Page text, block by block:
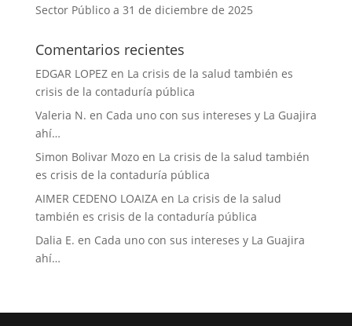
Sector Público a 31 de diciembre de 2025
Comentarios recientes
EDGAR LOPEZen La crisis de la salud también es
crisis de la contaduría pública
Valeria N. en Cada uno con sus intereses y La Guajira
ahí…
Simon Bolivar Mozoen La crisis de la salud también
es crisis de la contaduría pública
AIMER CEDENO LOAIZAen La crisis de la salud
también es crisis de la contaduría pública
Dalia E. en Cada uno con sus intereses y La Guajira
ahí…